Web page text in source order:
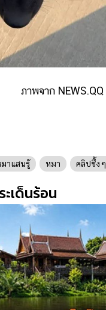
ภาพจาก NEWS.QQ
าแสนรู้ หมา คลิปซึ้งๆ
ะเด็นร้อน